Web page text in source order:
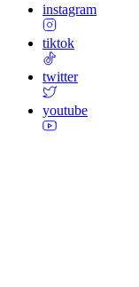
instagram
tiktok
twitter
youtube